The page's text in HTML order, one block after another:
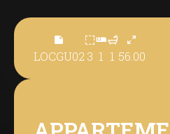
LOCGU02 3 1 1 56.00